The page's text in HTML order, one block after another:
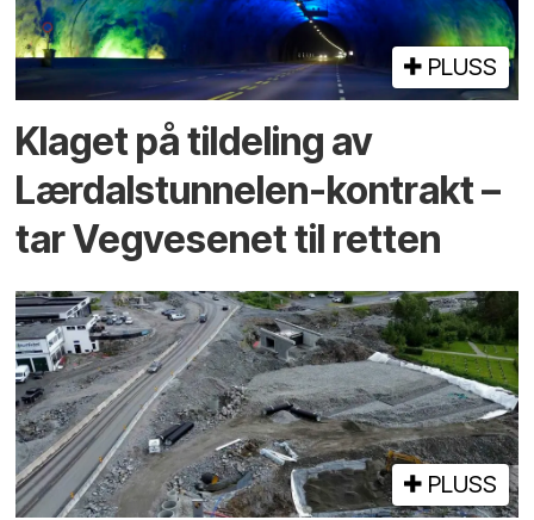
PLUSS
Klaget på tildeling av
Lærdalstunnelen-kontrakt –
tar Vegvesenet til retten
PLUSS